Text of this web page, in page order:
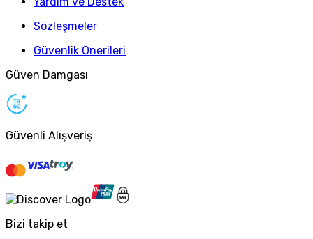
Sözleşmeler
Güvenlik Önerileri
Güven Damgası
Güvenli Alışveriş
Bizi takip et